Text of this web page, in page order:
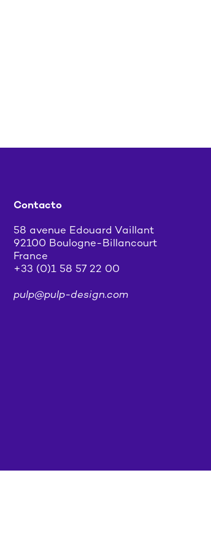
Contacto
58 avenue Edouard Vaillant
92100 Boulogne-Billancourt
France
+33 (0)1 58 57 22 00
pulp@pulp-design.com